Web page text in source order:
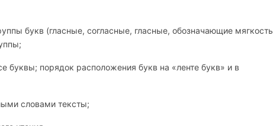
букв (гласные, согласные, гласные, обозначающие мягкость
буквы; порядок расположения букв на «ленте букв» и в
словами тексты;